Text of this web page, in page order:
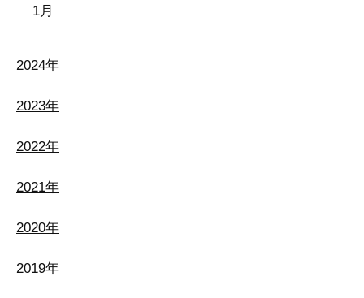
1月
2024年
2023年
2022年
2021年
2020年
2019年